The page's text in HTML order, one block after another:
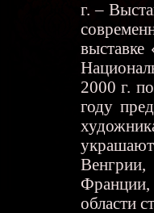
г. –
2000 г.
году
Венгрии,
Франции,
области